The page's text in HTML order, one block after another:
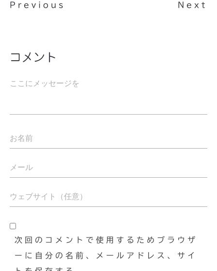
Previous Next
コメント
次回のコメントで使用するためブラウザ
ーに自分の名前、メールアドレス、サイ